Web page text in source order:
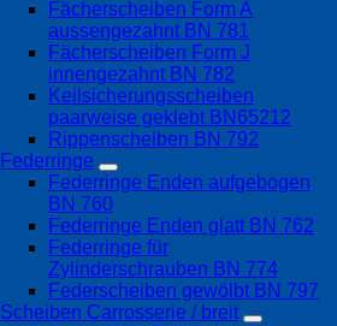
Fächerscheiben Form A
aussengezahnt BN 781
Fächerscheiben Form J
innengezahnt BN 782
Keilsicherungsscheiben
paarweise geklebt BN65212
Rippenscheiben BN 792
Federringe
Federringe Enden aufgebogen
BN 760
Federringe Enden glatt BN 762
Federringe für
Zylinderschrauben BN 774
Federscheiben gewölbt BN 797
Scheiben Carrosserie / breit